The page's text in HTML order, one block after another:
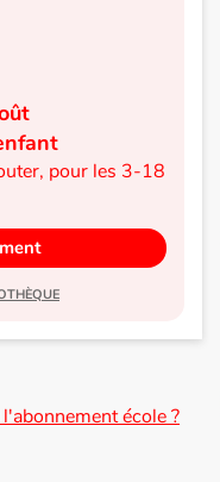
pour les 3-18
école ?